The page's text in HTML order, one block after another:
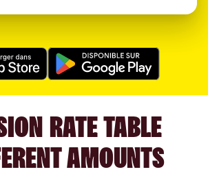
RATE TABLE
AMOUNTS